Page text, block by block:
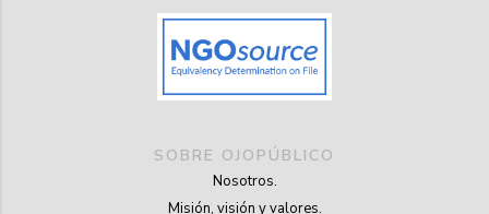
SOBRE OJOPÚBLICO
Nosotros.
Misión, visión y valores.